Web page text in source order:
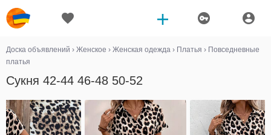
Доска объявлений › Женское › Женская одежда › Платья › Повседневные
платья
Сукня 42-44 46-48 50-52